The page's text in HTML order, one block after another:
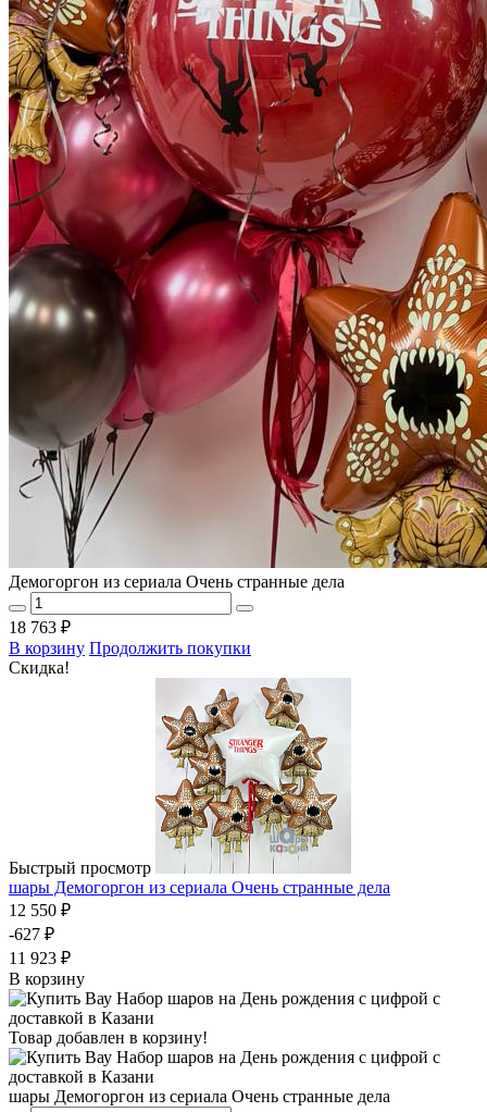
Демогоргон из сериала Очень странные дела
18 763 ₽
В корзину Продолжить покупки
Скидка!
Быстрый просмотр
шары Демогоргон из сериала Очень странные дела
12 550 ₽
-627 ₽
11 923 ₽
В корзину
Товар добавлен в корзину!
шары Демогоргон из сериала Очень странные дела